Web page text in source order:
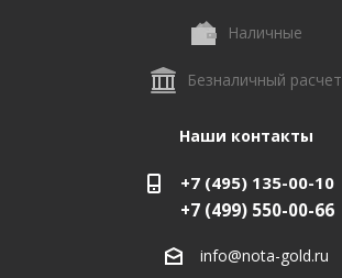
Наличные
Безналичный расчет
Наши контакты
+7 (495) 135-00-10
+7 (499) 550-00-66
info@nota-gold.ru